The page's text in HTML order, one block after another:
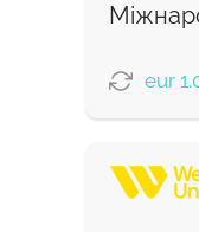
Комісія
eur